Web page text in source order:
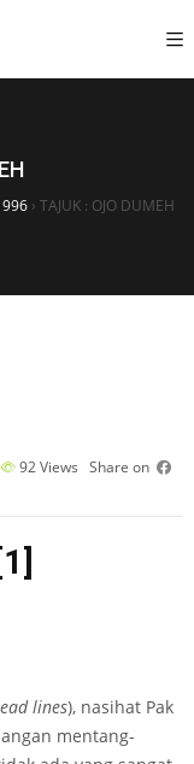
› TAJUK : OJO DUMEH
92Views Share on
lines), nasihat Pak
mentang-